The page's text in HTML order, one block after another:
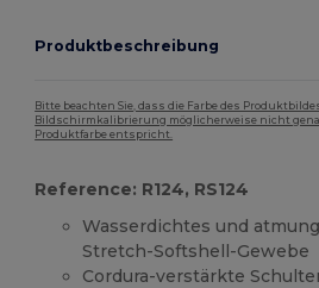
Produktbeschreibung
Bitte beachten Sie, dass die Farbe des
Bildschirmkalibrierung möglicherweise nicht
Produktfarbe entspricht.
Reference: R124, RS124
Wasserdichtes und
Stretch-Softshell-Gewebe
Cordura-verstärkte